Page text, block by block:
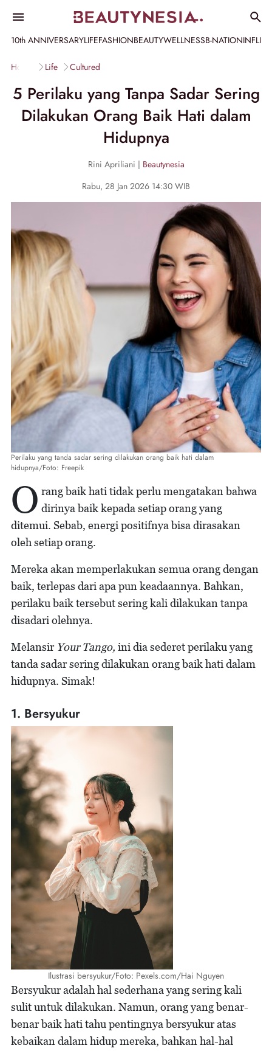
10th ANNIVERSARYLIFEFASHIONBEAUTYWELLNESSB-NATION
Home Life Cultured
5 Perilaku yang Tanpa Sadar Sering
Dilakukan Orang Baik Hati dalam
Hidupnya
Rini Apriliani | Beautynesia
Rabu, 28 Jan 2026 14:30 WIB
Perilaku yang tanda sadar sering dilakukan orang baik hati dalam
hidupnya/Foto: Freepik
O rang baik hati tidak perlu mengatakan bahwa
dirinya baik kepada setiap orang yang
ditemui. Sebab, energi positifnya bisa dirasakan
oleh setiap orang.
Mereka akan memperlakukan semua orang dengan
baik, terlepas dari apa pun keadaannya. Bahkan,
perilaku baik tersebut sering kali dilakukan tanpa
disadari olehnya.
Melansir Your Tango, ini dia sederet perilaku yang
tanda sadar sering dilakukan orang baik hati dalam
hidupnya. Simak!
1. Bersyukur
Ilustrasi bersyukur/Foto: Pexels.com/Hai Nguyen
Bersyukur adalah hal sederhana yang sering kali
sulit untuk dilakukan. Namun, orang yang benar-
benar baik hati tahu pentingnya bersyukur atas
kebaikan dalam hidup mereka, bahkan hal-hal